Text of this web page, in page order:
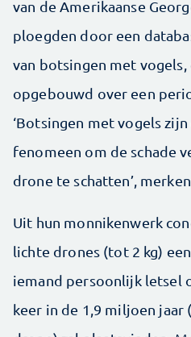
van de Amerikaanse
ploegden door een
van botsingen met vogels,
opgebouwd over een
‘Botsingen met vogels
fenomeen om de schade
drone te schatten’,
Uit hun monnikenwerk
lichte drones (tot 2 kg)
iemand persoonlijk letsel
keer in de 1,9 miljoen